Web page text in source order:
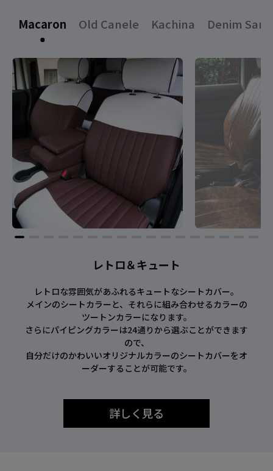
Macaron Old Canele Kachina Denim Sand
レトロ＆キュート
レトロな雰囲気があふれるキュートなシートカバー。
メインのシートカラーと、それらに組み合わせるカラーの
ツートンカラーになります。
さらにパイピングカラーは24通りから選ぶことができます
ので、
自分だけのかわいいオリジナルカラーのシートカバーをオ
ーダーすることが可能です。
詳しく見る